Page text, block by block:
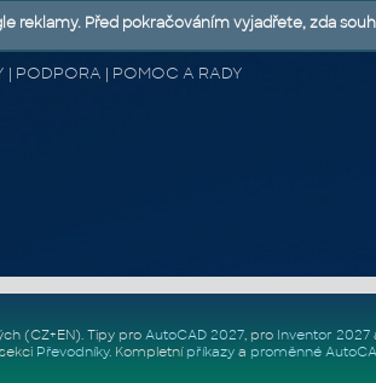
| PODPORA | POMOC A RADY
(CZ+EN). Tipy pro AutoCAD 2027, pro Inventor 2027
Převodníky. Kompletní příkazya proměnné
reklamy. Před pokračováním vyjadřete, zda